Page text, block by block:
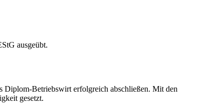
ausgeübt.
Diplom-Betriebswirt erfolgreich abschließen. Mit den
gesetzt.